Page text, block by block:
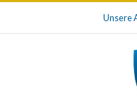
Unsere